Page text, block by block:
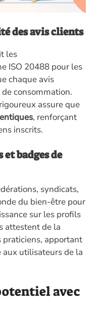
des avis clients
les
ISO 20488 pour les
chaque avis
consommation.
assure que
, renforçant
inscrits.
badges de
syndicats,
du bien-être pour
sur les profils
attestent de la
apportant
utilisateurs de la
avec